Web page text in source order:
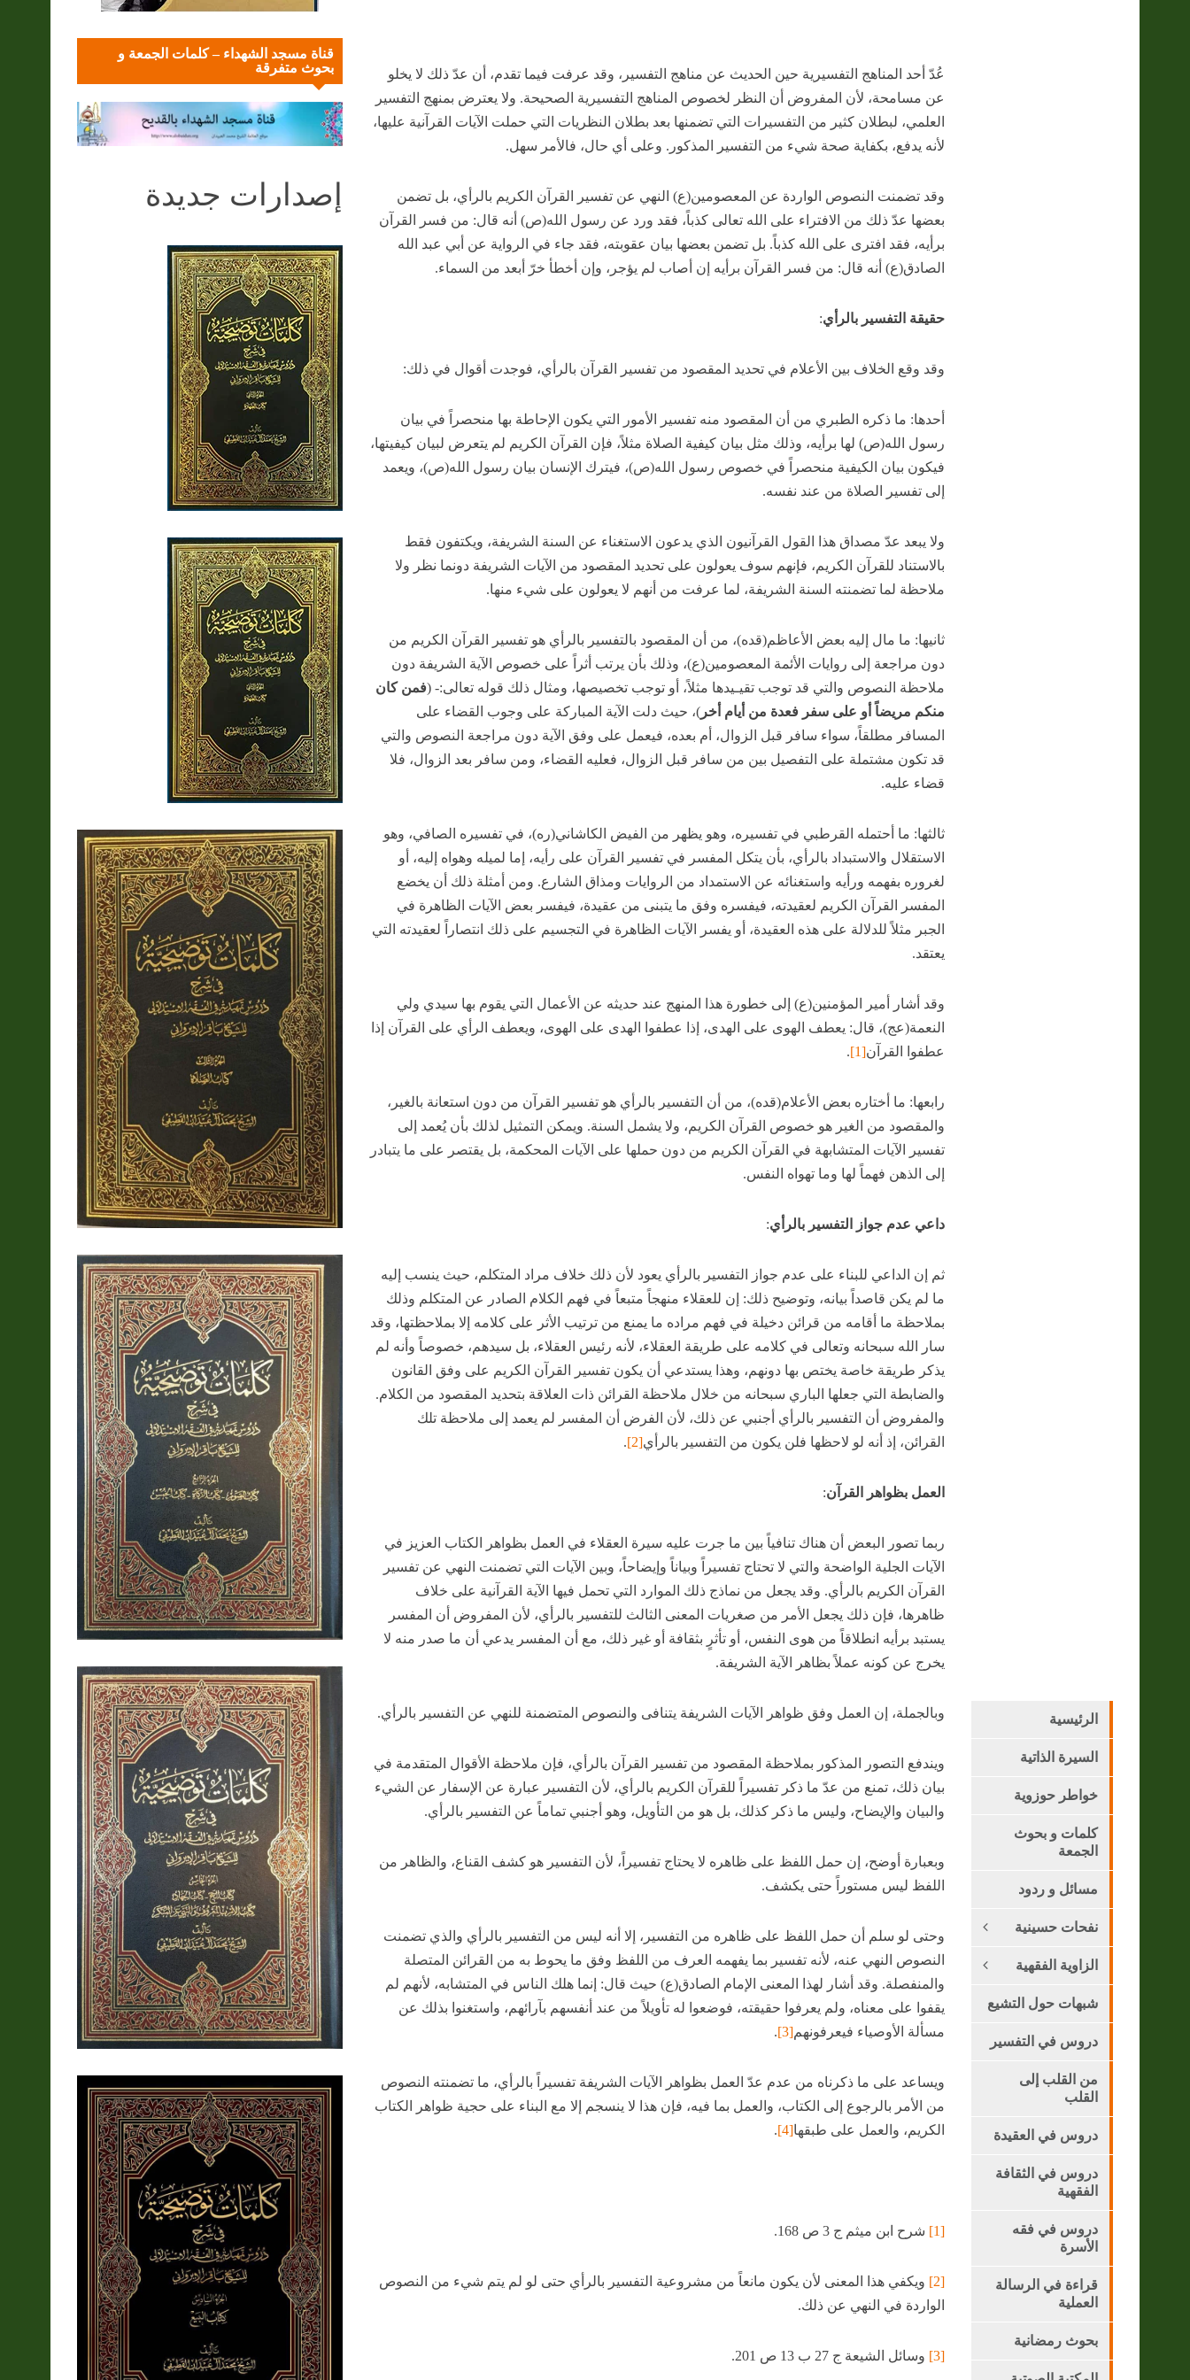
الرئيسية
السيرة الذاتية
خواطر حوزوية
كلمات و بحوث
الجمعة
مسائل و ردود
نفحات حسينية
الزاوية الفقهية
شبهات حول التشيع
دروس في التفسير
من القلب إلى
القلب
دروس في العقيدة
دروس في الثقافة
الفقهية
دروس في فقه
الأسرة
قراءة في الرسالة
العملية
بحوث رمضانية
عُدّ أحد المناهج التفسيرية حين الحديث عن مناهج التفسير، وقد عرفت فيما تقدم، أن عدّ ذلك لا يخلو
عن مسامحة، لأن المفروض أن النظر لخصوص المناهج التفسيرية الصحيحة. ولا يعترض بمنهج التفسير
العلمي، لبطلان كثير من التفسيرات التي تضمنها بعد بطلان النظريات التي حملت الآيات القرآنية عليها،
لأنه يدفع، بكفاية صحة شيء من التفسير المذكور. وعلى أي حال، فالأمر سهل.
وقد تضمنت النصوص الواردة عن المعصومين(ع) النهي عن تفسير القرآن الكريم بالرأي، بل تضمن
بعضها عدّ ذلك من الافتراء على الله تعالى كذباً، فقد ورد عن رسول الله(ص) أنه قال: من فسر القرآن
برأيه، فقد افترى على الله كذباً. بل تضمن بعضها بيان عقوبته، فقد جاء في الرواية عن أبي عبد الله
الصادق(ع) أنه قال: من فسر القرآن برأيه إن أصاب لم يؤجر، وإن أخطأ خرّ أبعد من السماء.
حقيقة التفسير بالرأي:
وقد وقع الخلاف بين الأعلام في تحديد المقصود من تفسير القرآن بالرأي، فوجدت أقوال في ذلك:
أحدها: ما ذكره الطبري من أن المقصود منه تفسير الأمور التي يكون الإحاطة بها منحصراً في بيان
رسول الله(ص) لها برأيه، وذلك مثل بيان كيفية الصلاة مثلاً، فإن القرآن الكريم لم يتعرض لبيان كيفيتها،
فيكون بيان الكيفية منحصراً في خصوص رسول الله(ص)، فيترك الإنسان بيان رسول الله(ص)، ويعمد
إلى تفسير الصلاة من عند نفسه.
ولا يبعد عدّ مصداق هذا القول القرآنيون الذي يدعون الاستغناء عن السنة الشريفة، ويكتفون فقط
بالاستناد للقرآن الكريم، فإنهم سوف يعولون على تحديد المقصود من الآيات الشريفة دونما نظر ولا
ملاحظة لما تضمنته السنة الشريفة، لما عرفت من أنهم لا يعولون على شيء منها.
ثانيها: ما مال إليه بعض الأعاظم(قده)، من أن المقصود بالتفسير بالرأي هو تفسير القرآن الكريم من
دون مراجعة إلى روايات الأئمة المعصومين(ع)، وذلك بأن يرتب أثراً على خصوص الآية الشريفة دون
ملاحظة النصوص والتي قد توجب تقيـيدها مثلاً، أو توجب تخصيصها، ومثال ذلك قوله تعالى:- (فمن كان
منكم مريضاً أو على سفر فعدة من أيام أخر )، حيث دلت الآية المباركة على وجوب القضاء على
المسافر مطلقاً، سواء سافر قبل الزوال، أم بعده، فيعمل على وفق الآية دون مراجعة النصوص والتي
قد تكون مشتملة على التفصيل بين من سافر قبل الزوال، فعليه القضاء، ومن سافر بعد الزوال، فلا
قضاء عليه.
ثالثها: ما أحتمله القرطبي في تفسيره، وهو يظهر من الفيض الكاشاني(ره)، في تفسيره الصافي، وهو
الاستقلال والاستبداد بالرأي، بأن يتكل المفسر في تفسير القرآن على رأيه، إما لميله وهواه إليه، أو
لغروره بفهمه ورأيه واستغنائه عن الاستمداد من الروايات ومذاق الشارع. ومن أمثلة ذلك أن يخضع
المفسر القرآن الكريم لعقيدته، فيفسره وفق ما يتبنى من عقيدة، فيفسر بعض الآيات الظاهرة في
الجبر مثلاً للدلالة على هذه العقيدة، أو يفسر الآيات الظاهرة في التجسيم على ذلك انتصاراً لعقيدته التي
يعتقد.
وقد أشار أمير المؤمنين(ع) إلى خطورة هذا المنهج عند حديثه عن الأعمال التي يقوم بها سيدي ولي
النعمة(عج)، قال: يعطف الهوى على الهدى، إذا عطفوا الهدى على الهوى، ويعطف الرأي على القرآن إذا
عطفوا القرآن[1]
.
رابعها: ما أختاره بعض الأعلام(قده)، من أن التفسير بالرأي هو تفسير القرآن من دون استعانة بالغير،
والمقصود من الغير هو خصوص القرآن الكريم، ولا يشمل السنة. ويمكن التمثيل لذلك بأن يُعمد إلى
تفسير الآيات المتشابهة في القرآن الكريم من دون حملها على الآيات المحكمة، بل يقتصر على ما يتبادر
إلى الذهن فهماً لها وما تهواه النفس.
داعي عدم جواز التفسير بالرأي:
ثم إن الداعي للبناء على عدم جواز التفسير بالرأي يعود لأن ذلك خلاف مراد المتكلم، حيث ينسب إليه
ما لم يكن قاصداً بيانه، وتوضيح ذلك: إن للعقلاء منهجاً متبعاً في فهم الكلام الصادر عن المتكلم وذلك
بملاحظة ما أقامه من قرائن دخيلة في فهم مراده ما يمنع من ترتيب الأثر على كلامه إلا بملاحظتها، وقد
سار الله سبحانه وتعالى في كلامه على طريقة العقلاء، لأنه رئيس العقلاء، بل سيدهم، خصوصاً وأنه لم
يذكر طريقة خاصة يختص بها دونهم، وهذا يستدعي أن يكون تفسير القرآن الكريم على وفق القانون
والضابطة التي جعلها الباري سبحانه من خلال ملاحظة القرائن ذات العلاقة بتحديد المقصود من الكلام.
والمفروض أن التفسير بالرأي أجنبي عن ذلك، لأن الفرض أن المفسر لم يعمد إلى ملاحظة تلك
القرائن، إذ أنه لو لاحظها فلن يكون من التفسير بالرأي[2]
.
العمل بظواهر القرآن:
ربما تصور البعض أن هناك تنافياً بين ما جرت عليه سيرة العقلاء في العمل بظواهر الكتاب العزيز في
الآيات الجلية الواضحة والتي لا تحتاج تفسيراً وبياناً وإيضاحاً، وبين الآيات التي تضمنت النهي عن تفسير
القرآن الكريم بالرأي. وقد يجعل من نماذج ذلك الموارد التي تحمل فيها الآية القرآنية على خلاف
ظاهرها، فإن ذلك يجعل الأمر من صغريات المعنى الثالث للتفسير بالرأي، لأن المفروض أن المفسر
يستبد برأيه انطلاقاً من هوى النفس، أو تأثرٍ بثقافة أو غير ذلك، مع أن المفسر يدعي أن ما صدر منه لا
يخرج عن كونه عملاً بظاهر الآية الشريفة.
وبالجملة، إن العمل وفق ظواهر الآيات الشريفة يتنافى والنصوص المتضمنة للنهي عن التفسير بالرأي.
ويندفع التصور المذكور بملاحظة المقصود من تفسير القرآن بالرأي، فإن ملاحظة الأقوال المتقدمة في
بيان ذلك، تمنع من عدّ ما ذكر تفسيراً للقرآن الكريم بالرأي، لأن التفسير عبارة عن الإسفار عن الشيء
والبيان والإيضاح، وليس ما ذكر كذلك، بل هو من التأويل، وهو أجنبي تماماً عن التفسير بالرأي.
وبعبارة أوضح، إن حمل اللفظ على ظاهره لا يحتاج تفسيراً، لأن التفسير هو كشف القناع، والظاهر من
اللفظ ليس مستوراً حتى يكشف.
وحتى لو سلم أن حمل اللفظ على ظاهره من التفسير، إلا أنه ليس من التفسير بالرأي والذي تضمنت
النصوص النهي عنه، لأنه تفسير بما يفهمه العرف من اللفظ وفق ما يحوط به من القرائن المتصلة
والمنفصلة. وقد أشار لهذا المعنى الإمام الصادق(ع) حيث قال: إنما هلك الناس في المتشابه، لأنهم لم
يقفوا على معناه، ولم يعرفوا حقيقته، فوضعوا له تأويلاً من عند أنفسهم بآرائهم، واستغنوا بذلك عن
مسألة الأوصياء فيعرفونهم[3]
.
ويساعد على ما ذكرناه من عدم عدّ العمل بظواهر الآيات الشريفة تفسيراً بالرأي، ما تضمنته النصوص
من الأمر بالرجوع إلى الكتاب، والعمل بما فيه، فإن هذا لا ينسجم إلا مع البناء على حجية ظواهر الكتاب
الكريم، والعمل على طبقها[4]
.
[1] شرح ابن ميثم ج 3 ص 168.
[2]
ويكفي هذا المعنى لأن يكون مانعاً من مشروعية التفسير بالرأي حتى لو لم يتم شيء من النصوص
الواردة في النهي عن ذلك.
[3] وسائل الشيعة ج 27 ب 13 ص 201.
قناة مسجد الشهداء – كلمات الجمعة و
بحوث متفرقة
إصدارات جديدة